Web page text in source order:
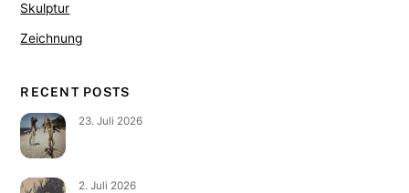
Skulptur
Zeichnung
RECENT POSTS
23. Juli 2026
2. Juli 2026